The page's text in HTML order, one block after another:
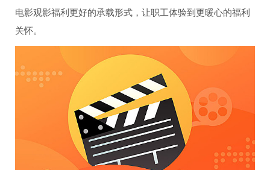
电影观影福利更好的承载形式，让职工体验到更暖心的福利
关怀。